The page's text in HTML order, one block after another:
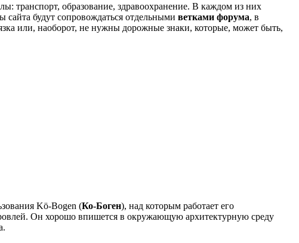
транспорт, образование, здравоохранение. В каждом из них
сайта будут сопровождаться отдельными ветками форума, в
или, наоборот, не нужны дорожные знаки, которые, может быть,
Kö-Bogen (Ко-Боген), над которым работает его
Он хорошо впишется в окружающую архитектурную среду